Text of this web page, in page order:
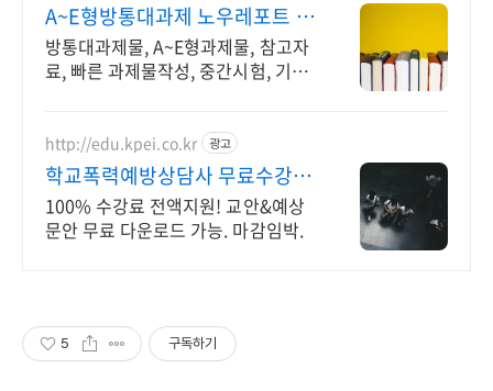
A~E형방통대과제 노우레포트 방
송통신대학교 지식마켓
방통대과제물, A~E형과제물, 참고자
료, 빠른 과제물작성, 중간시험, 기말
http://edu.kpei.co.kr 광고
학교폭력예방상담사 무료수강
마감임박
100% 수강료 전액지원! 교안&예상
문안 무료 다운로드 가능. 마감임박.
5 구독하기